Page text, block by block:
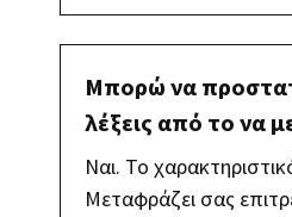
Μπορώ να
λέξεις από το να
Ναι. Το
Μεταφράζει σας